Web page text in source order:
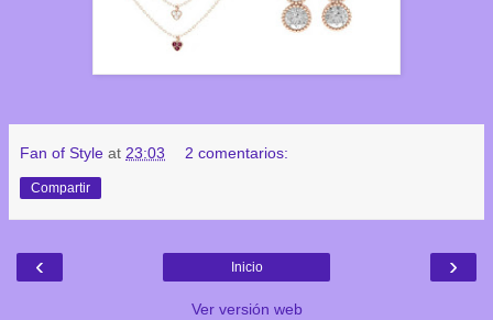
Fan of Style at 23:03 2 comentarios:
Compartir
‹ ›
Inicio
Ver versión web